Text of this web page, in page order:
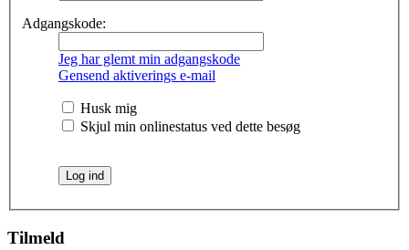
Adgangskode:
Jeg har glemt min adgangskode
Gensend aktiverings e-mail
Husk mig
Skjul min onlinestatus ved dette besøg
Tilmeld